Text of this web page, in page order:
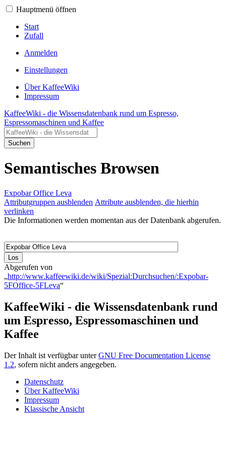
Hauptmenü öffnen
Start
Zufall
Anmelden
Einstellungen
Über KaffeeWiki
Impressum
KaffeeWiki - die Wissensdatenbank rund um Espresso,
Espressomaschinen und Kaffee
Suchen
Semantisches Browsen
Expobar Office Leva
Attributgruppen ausblenden Attribute ausblenden, die hierhin
verlinken
Die Informationen werden momentan aus der Datenbank abgerufen.
Abgerufen von
„http://www.kaffeewiki.de/wiki/Spezial:Durchsuchen/:Expobar-
5FOffice-5FLeva“
KaffeeWiki - die Wissensdatenbank rund
um Espresso, Espressomaschinen und
Kaffee
Der Inhalt ist verfügbar unterGNU Free Documentation License
1.2, sofern nicht anders angegeben.
Datenschutz
Über KaffeeWiki
Impressum
Klassische Ansicht